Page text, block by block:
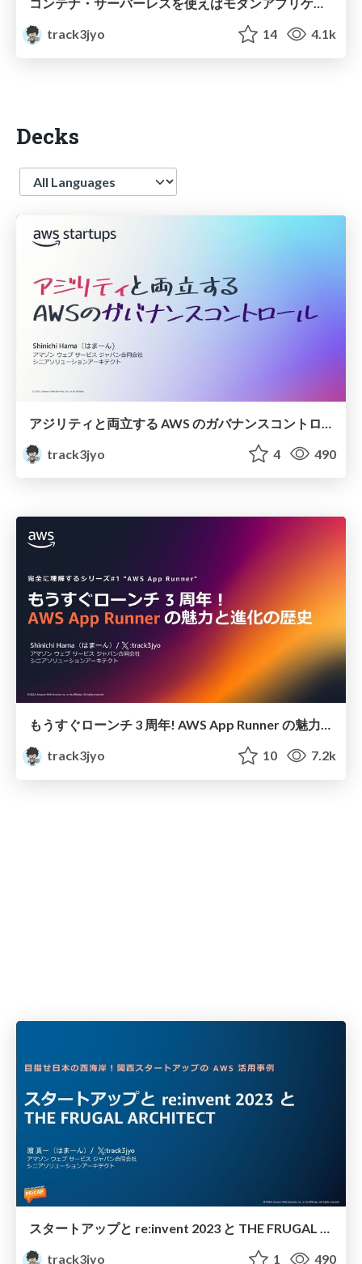
track3jyo
14 4.1k
Decks
Language
track3jyo
4 490
もうすぐローンチ 3 周年! AWS App Runner の魅力と進化の歴史
track3jyo
10 7.2k
スタートアップと re:invent 2023 と THE FRUGAL ARCHITECT
track3jyo
1 490